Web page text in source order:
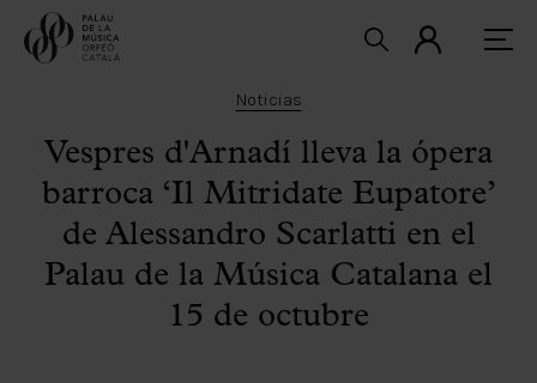
Noticias
Vespres d'Arnadí lleva la ópera
barroca ‘Il Mitridate Eupatore’
de Alessandro Scarlatti en el
Palau de la Música Catalana el
15 de octubre